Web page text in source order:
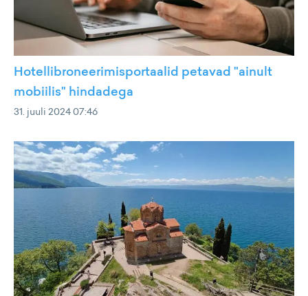
Hotellibroneerimisportaalid petavad "ainult
mobiilis" hindadega
31. juuli 2024 07:46